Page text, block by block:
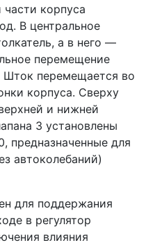
корпуса
В центральное
а в него —
перемещение
Шток перемещается во
корпуса. Сверху
и нижней
3 установлены
предназначенные для
автоколебаний)
для поддержания
в регулятор
влияния